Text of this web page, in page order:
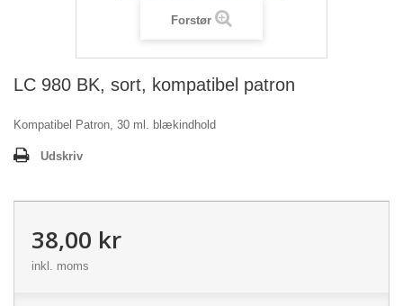
Forstør
LC 980 BK, sort, kompatibel patron
Kompatibel Patron, 30 ml. blækindhold
Udskriv
38,00 kr
inkl. moms